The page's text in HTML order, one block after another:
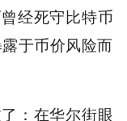
经死守比特币
于币价风险而
：在华尔街眼